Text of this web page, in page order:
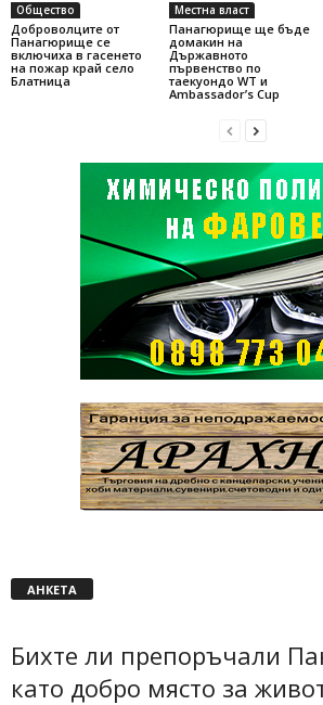
Общество
Доброволците от
Панагюрище се
включиха в гасенето
на пожар край село
Блатница
Местна власт
Панагюрище ще бъде
домакин на
Държавното
първенство по
таекуондо WT и
Ambassador’s Cup
АНКЕТА
Бихте ли препоръчали
като добро място за